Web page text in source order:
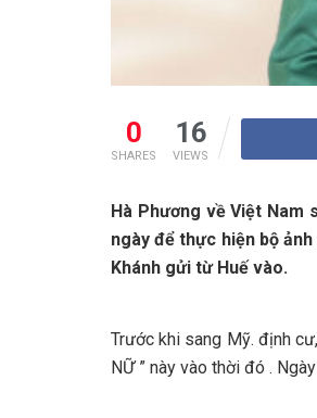
0
SHARES
16
VIEWS
Hà Phương về Việt Nam
ngày để thực hiện bộ
Khánh gửi từ Huế vào.
Trước khi sang Mỹ. định
NỮ ” này vào thời đó .